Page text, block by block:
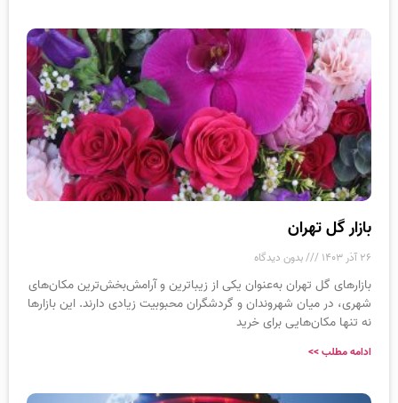
بازار گل تهران
۲۶ آذر ۱۴۰۳ بدون دیدگاه
بازارهای گل تهران به‌عنوان یکی از زیباترین و آرامش‌بخش‌ترین مکان‌های
شهری، در میان شهروندان و گردشگران محبوبیت زیادی دارند. این بازارها
نه تنها مکان‌هایی برای خرید
ادامه مطلب >>